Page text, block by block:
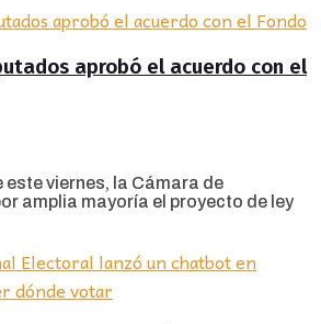
aprobó el acuerdo con el
este viernes, la Cámara de
amplia mayoría el proyecto de ley